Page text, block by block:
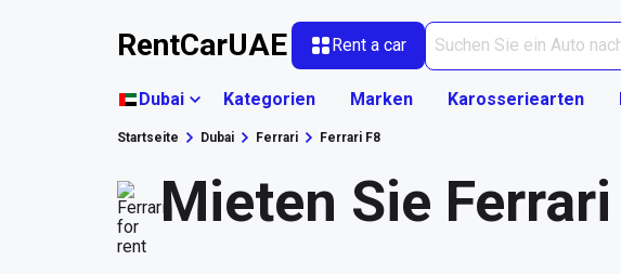
RentCarUAE Rent a car
Dubai Kategorien Marken Karosseriearten
Startseite Dubai Ferrari Ferrari F8
Mieten Sie